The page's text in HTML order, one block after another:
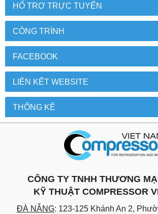
HỔ TRỢ TRỰC TUYẾN
CÔNG TRÌNH
FACEBOOK
LIÊN KẾT WEBSITE
THỐNG KÊ
CÔNG TY TNHH THƯƠNG
KỸ THUẬT COMPRESSOR
ĐÀ NẴNG: 123-125 Khánh An 2,